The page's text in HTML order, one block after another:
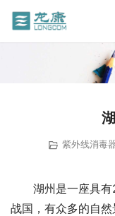
紫外线消毒
湖州是一座具有
战国，有众多的自